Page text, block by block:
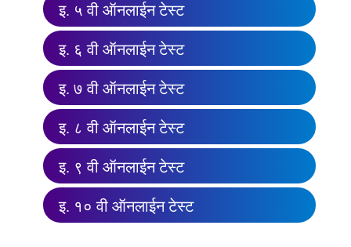
इ. ५ वी ऑनलाईन टेस्ट
इ. ६ वी ऑनलाईन टेस्ट
इ. ७ वी ऑनलाईन टेस्ट
इ. ८ वी ऑनलाईन टेस्ट
इ. ९ वी ऑनलाईन टेस्ट
इ. १० वी ऑनलाईन टेस्ट